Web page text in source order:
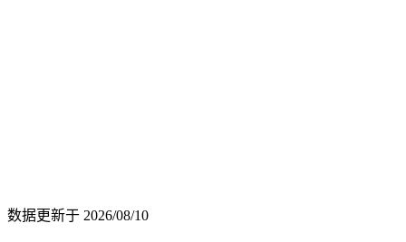
数据更新于 2026/08/10